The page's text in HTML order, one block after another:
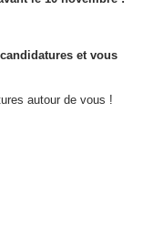
et vous
autour de vous !